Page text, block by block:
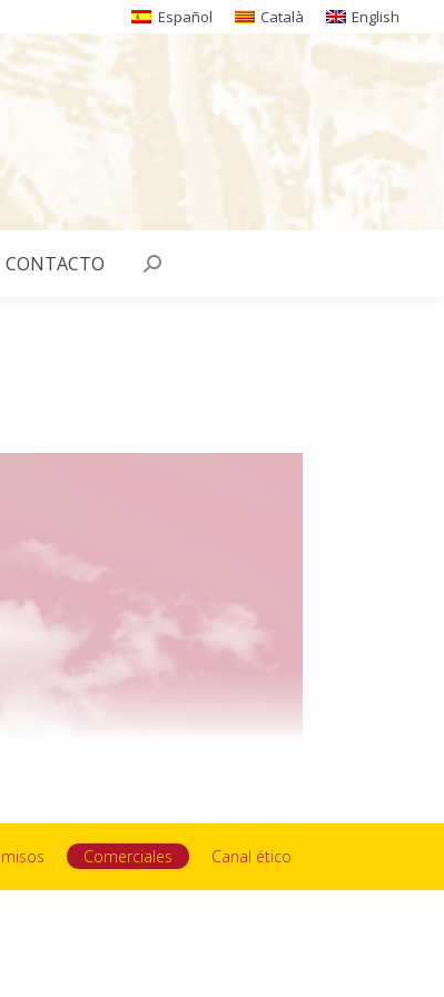
Español Català English
CONTACTO Buscar:
Comerciales Canal ético